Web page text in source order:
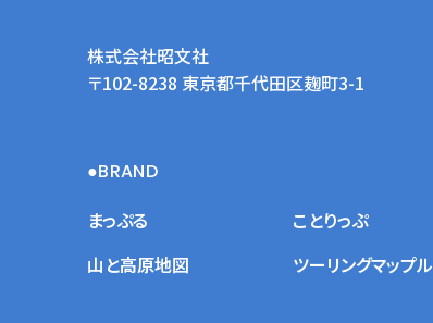
株式会社昭文社
〒102-8238 東京都千代田区麹町3-1
BRAND
まっぷる
ことりっぷ
山と高原地図
ツーリングマップル